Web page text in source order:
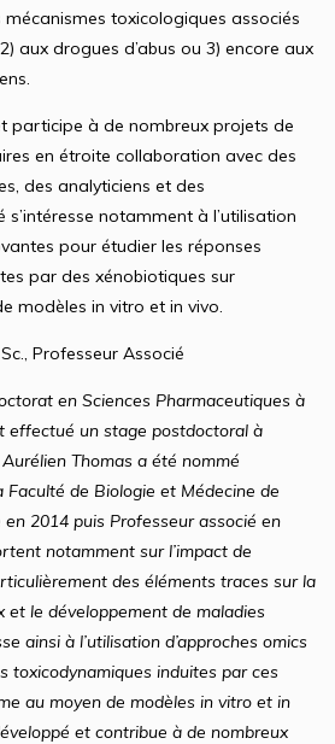
toxicologiques associés
aux drogues d’abus ou 3) encore aux
participe à de nombreux projets de
en étroite collaboration avec des
des analyticiens et des
s’intéresse notamment à l’utilisation
pour étudier les réponses
par des xénobiotiques sur
modèles in vitro et in vivo.
Professeur Associé
en Sciences Pharmaceutiques à
effectué un stage postdoctoral à
Thomas a été nommé
de Biologie et Médecine de
en 2014 puis Professeur associé en
notamment sur l’impact de
des éléments traces sur la
et le développement de maladies
ainsi à l’utilisation d’approches omics
toxicodynamiques induites par ces
au moyen de modèles in vitro et in
et contribue à de nombreux